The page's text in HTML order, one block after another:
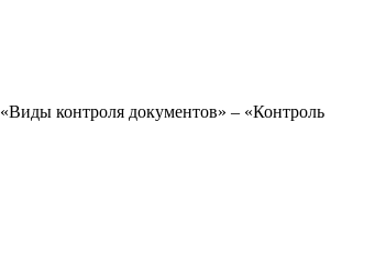
контроля документов» – «Контроль